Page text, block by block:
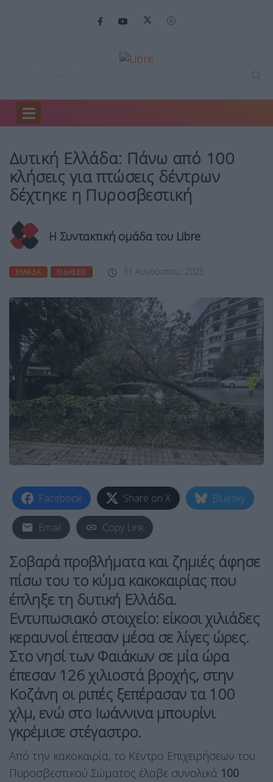
Home
Δυτική Ελλάδα: Πάνω από 100
κλήσεις για πτώσεις δέντρων
δέχτηκε η Πυροσβεστική
Η Συντακτική ομάδα του Libre
ΕΛΛΆΔΑ ΕΙΔΉΣΕΙΣ 31 Αυγούστου, 2025
Facebook Share on X Bluesky
Email Copy Link
Σοβαρά προβλήματα και ζημιές άφησε
πίσω του το κύμα κακοκαιρίας που
έπληξε τη δυτική Ελλάδα.
Εντυπωσιακό στοιχείο: είκοσι χιλιάδες
κεραυνοί έπεσαν μέσα σε λίγες ώρες.
Στο νησί των Φαιάκων σε μία ώρα
έπεσαν 126 χιλιοστά βροχής, στην
Κοζάνη οι ριπές ξεπέρασαν τα 100
χλμ, ενώ στο Ιωάννινα μπουρίνι
γκρέμισε στέγαστρο.
Από την κακοκαιρία, το Κέντρο Επιχειρήσεων του
Πυροσβεστικού Σώματος έλαβε συνολικά 100